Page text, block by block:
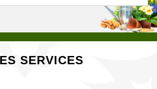
SERVICES